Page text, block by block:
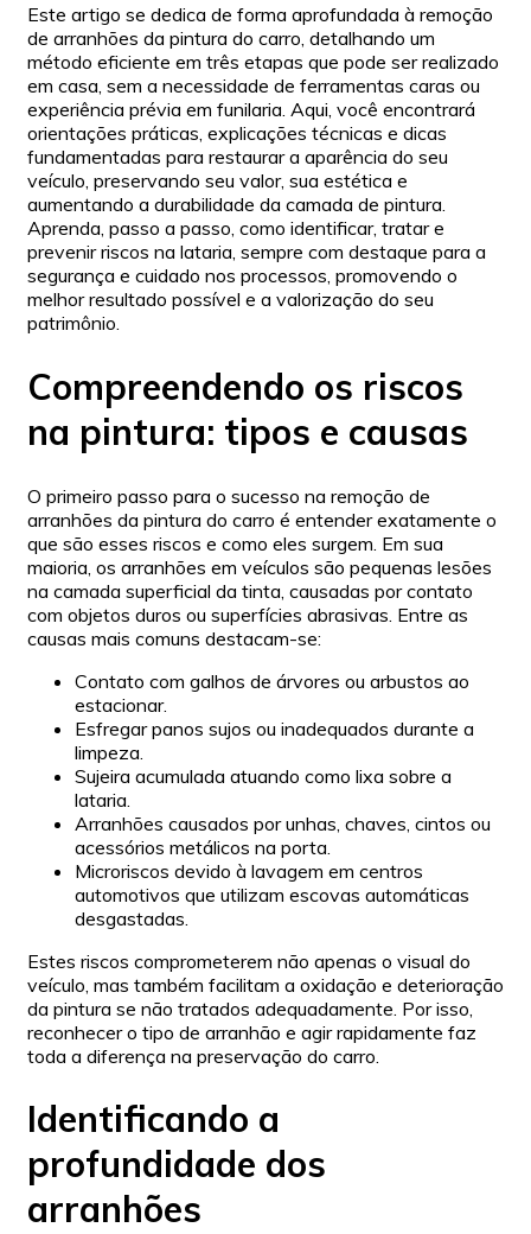
Este artigo se dedica de forma aprofundada à remoção
de arranhões da pintura do carro, detalhando um
método eficiente em três etapas que pode ser realizado
em casa, sem a necessidade de ferramentas caras ou
experiência prévia em funilaria. Aqui, você encontrará
orientações práticas, explicações técnicas e dicas
fundamentadas para restaurar a aparência do seu
veículo, preservando seu valor, sua estética e
aumentando a durabilidade da camada de pintura.
Aprenda, passo a passo, como identificar, tratar e
prevenir riscos na lataria, sempre com destaque para a
segurança e cuidado nos processos, promovendo o
melhor resultado possível e a valorização do seu
patrimônio.
Compreendendo os riscos
na pintura: tipos e causas
O primeiro passo para o sucesso na remoção de
arranhões da pintura do carro é entender exatamente o
que são esses riscos e como eles surgem. Em sua
maioria, os arranhões em veículos são pequenas lesões
na camada superficial da tinta, causadas por contato
com objetos duros ou superfícies abrasivas. Entre as
causas mais comuns destacam-se:
Contato com galhos de árvores ou arbustos ao
estacionar.
Esfregar panos sujos ou inadequados durante a
limpeza.
Sujeira acumulada atuando como lixa sobre a
lataria.
Arranhões causados por unhas, chaves, cintos ou
acessórios metálicos na porta.
Microriscos devido à lavagem em centros
automotivos que utilizam escovas automáticas
desgastadas.
Estes riscos comprometerem não apenas o visual do
veículo, mas também facilitam a oxidação e deterioração
da pintura se não tratados adequadamente. Por isso,
reconhecer o tipo de arranhão e agir rapidamente faz
toda a diferença na preservação do carro.
Identificando a
profundidade dos
arranhões